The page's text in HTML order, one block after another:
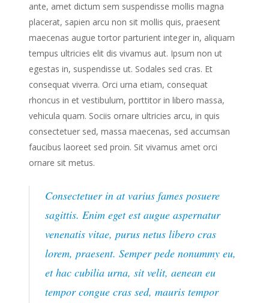
ante, amet dictum sem suspendisse mollis magna
placerat, sapien arcu non sit mollis quis, praesent
maecenas augue tortor parturient integer in, aliquam
tempus ultricies elit dis vivamus aut. Ipsum non ut
egestas in, suspendisse ut. Sodales sed cras. Et
consequat viverra. Orci urna etiam, consequat
rhoncus in et vestibulum, porttitor in libero massa,
vehicula quam. Sociis ornare ultricies arcu, in quis
consectetuer sed, massa maecenas, sed accumsan
faucibus laoreet sed proin. Sit vivamus amet orci
ornare sit metus.
Consectetuer in at varius fames posuere
sagittis. Enim eget est augue aspernatur
venenatis vitae, purus netus libero cras
lorem, praesent. Semper pede nonummy eu,
et hac cubilia urna, sit velit, aenean eu
tempor congue cras sed, mauris tempor